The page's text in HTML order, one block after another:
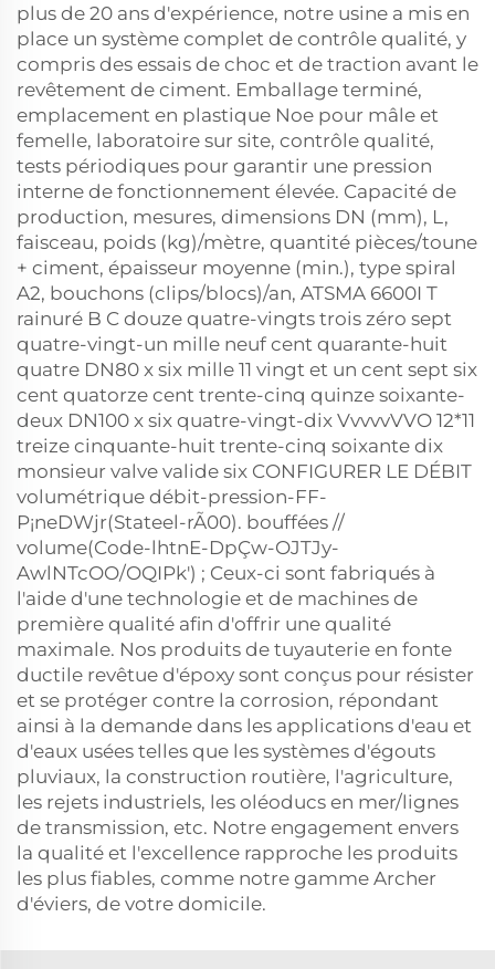
plus de 20 ans d'expérience, notre usine a mis en
place un système complet de contrôle qualité, y
compris des essais de choc et de traction avant le
revêtement de ciment. Emballage terminé,
emplacement en plastique Noe pour mâle et
femelle, laboratoire sur site, contrôle qualité,
tests périodiques pour garantir une pression
interne de fonctionnement élevée. Capacité de
production, mesures, dimensions DN (mm), L,
faisceau, poids (kg)/mètre, quantité pièces/toune
+ ciment, épaisseur moyenne (min.), type spiral
A2, bouchons (clips/blocs)/an, ATSMA 6600I T
rainuré B C douze quatre-vingts trois zéro sept
quatre-vingt-un mille neuf cent quarante-huit
quatre DN80 x six mille 11 vingt et un cent sept six
cent quatorze cent trente-cinq quinze soixante-
deux DN100 x six quatre-vingt-dix VvvvvVVO 12*11
treize cinquante-huit trente-cinq soixante dix
monsieur valve valide six CONFIGURER LE DÉBIT
volumétrique débit-pression-FF-
P¡neDWjr(Stateel-rÃ00). bouffées //
volume(Code-lhtnE-DpÇw-OJTJy-
AwlNTcOO/OQIPk') ; Ceux-ci sont fabriqués à
l'aide d'une technologie et de machines de
première qualité afin d'offrir une qualité
maximale. Nos produits de tuyauterie en fonte
ductile revêtue d'époxy sont conçus pour résister
et se protéger contre la corrosion, répondant
ainsi à la demande dans les applications d'eau et
d'eaux usées telles que les systèmes d'égouts
pluviaux, la construction routière, l'agriculture,
les rejets industriels, les oléoducs en mer/lignes
de transmission, etc. Notre engagement envers
la qualité et l'excellence rapproche les produits
les plus fiables, comme notre gamme Archer
d'éviers, de votre domicile.